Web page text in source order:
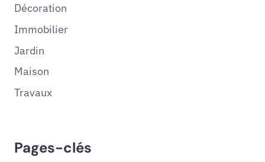
Décoration
Immobilier
Jardin
Maison
Travaux
Pages-clés